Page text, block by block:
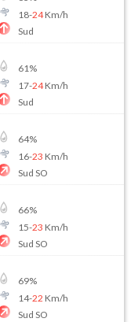
18-24Km/h
Sud
61%
17-24Km/h
Sud
64%
16-23 Km/h
Sud SO
66%
15-23 Km/h
Sud SO
69%
14-22 Km/h
Sud SO